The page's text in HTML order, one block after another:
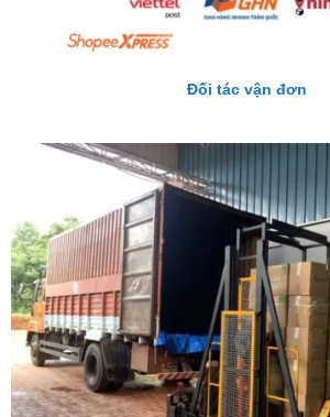
Đối tác vận đơn